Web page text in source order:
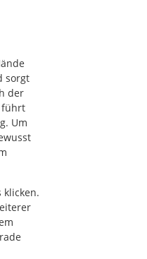
sorgt
der
führt
Um